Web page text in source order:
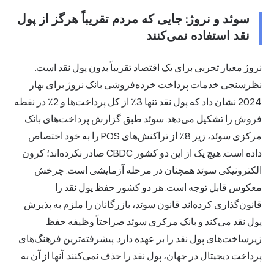
سوئد و نروژ: جایی که مردم تقریباً هرگز از پول
نقد استفاده نمی‌کنند
نروژ معیار تجربی برای یک اقتصاد تقریباً بدون پول نقد است.
نظرسنجی خدمات پرداخت خرده‌فروشی بانک نروژ برای بهار
2024 نشان داد که پول نقد تنها 3٪ از کل پرداخت‌ها و 2٪ در نقطه
فروش را تشکیل می‌دهد. سوئد طبق گزارش پرداخت‌های بانک
مرکزی سوئد، زیر 8٪ از تراکنش‌های POS را به خود اختصاص
داده است. هیچ یک از این دو کشور CBDC صادر نکرده‌اند؛ کرون
الکترونیکی سوئد همچنان در مرحله آزمایشی است. چرخش
معکوس قابل توجه است. هر دو کشور حفظ پول نقد را
قانون‌گذاری کرده‌اند. قانون سوئد، بازرگانان را ملزم به پذیرش
پول نقد می‌کند و بانک مرکزی سوئد صراحتاً وظیفه حفظ
زیرساخت‌های پول نقد را بر عهده دارد. پیشرفته‌ترین فرهنگ‌های
پرداخت دیجیتال در جهان، پول نقد را حذف نمی‌کنند. آنها از آن به